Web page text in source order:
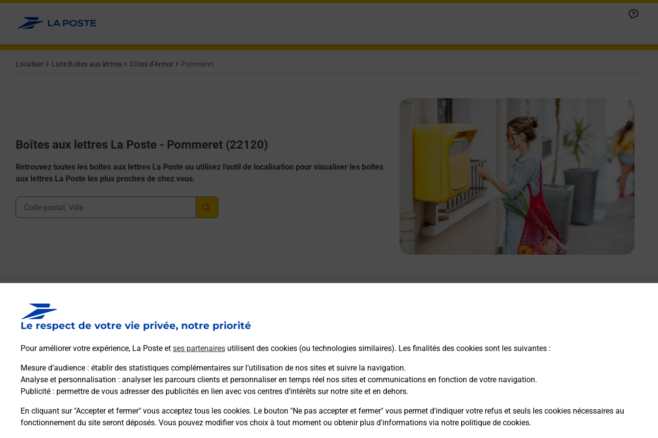
Le respect de votre vie privée, notre priorité
Pour améliorer votre expérience, La Poste et ses partenaires utilisent des cookies (ou technologies similaires). Les finalités des cookies sont les suivantes :
Mesure d’audience : établir des statistiques complémentaires sur l’utilisation de nos sites et suivre la navigation.
Analyse et personnalisation : analyser les parcours clients et personnaliser en temps réel nos sites et communications en fonction de votre navigation.
Publicité : permettre de vous adresser des publicités en lien avec vos centres d’intérêts sur notre site et en dehors.
En cliquant sur "Accepter et fermer" vous acceptez tous les cookies. Le bouton "Ne pas accepter et fermer" vous permet d'indiquer votre refus et seuls les cookies nécessaires au
fonctionnement du site seront déposés. Vous pouvez modifier vos choix à tout moment ou obtenir plus d'informations via notre politique de cookies.
Allez au contenu
Localiser Liste Boîtes aux lettres Côtes d'Armor Pommeret
Boîtes aux lettres La Poste - Pommeret (22120)
Retrouvez toutes les boîtes aux lettres La Poste ou utilisez l'outil de localisation pour visualiser les boîtes
aux lettres La Poste les plus proches de chez vous.
Ville, Département, Code Postal
Boîte aux Lettres La Poste
Prochaine collecte du courrier lundià 16h00
1 Rue De La Mairie
Itinéraire